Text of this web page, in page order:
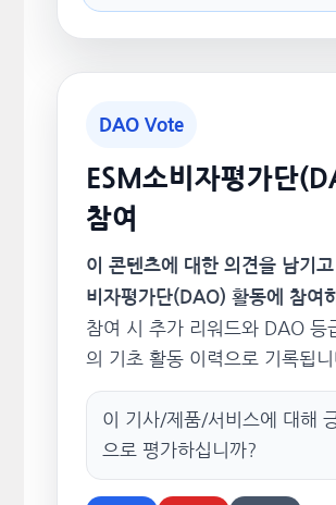
DAO Vote
ESM소비자평가단
참여
이 콘텐츠에 대한 의견을 남기
비자평가단(DAO) 활동에 참여
참여 시 추가 리워드와 DAO 등
의 기초 활동 이력으로 기록됩니
이 기사/제품/서비스에 대해
으로 평가하십니까?